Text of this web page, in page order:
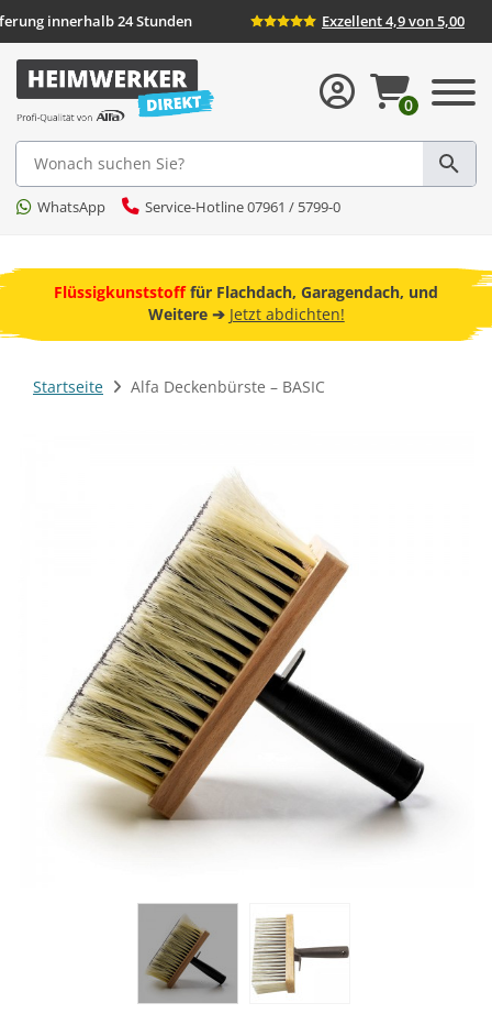
innerhalb 24 Stunden Exzellent 4,9 von 5,00
Suche
WhatsApp Service-Hotline 07961 / 5799-0
0
Flüssigkunststofffür Flachdach, Garagendach, und
Weitere ➔ Jetzt abdichten!
Startseite Alfa Deckenbürste – BASIC